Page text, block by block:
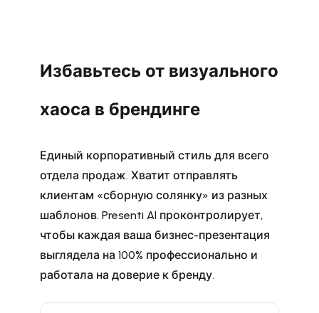
Избавьтесь от визуального
хаоса в брендинге
Единый корпоративный стиль для всего
отдела продаж. Хватит отправлять
клиентам «сборную солянку» из разных
шаблонов. Presenti AI проконтролирует,
чтобы каждая ваша бизнес-презентация
выглядела на 100% профессионально и
работала на доверие к бренду.